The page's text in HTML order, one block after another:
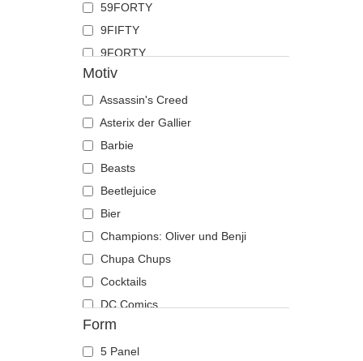
Hai
Hirsch
Hund
Katze
Kojote
Krabbe
Krähe
Krokodil
Kuh
Küken
Labrador retriever
Languste
Libelle
Löwe
Löwin
Maus
59FORTY
9FIFTY
9FORTY
9FORTY APEX
9FORTY M-Crown
9SEVENTY
9TWENTY
A Frame
Casual Classic
E Frame
Open Back
Runner
The 90s
The Ball
The Retro
The Snap
Motiv
Assassin's Creed
Asterix der Gallier
Barbie
Beasts
Beetlejuice
Bier
Champions: Oliver und Benji
Chupa Chups
Cocktails
DC Comics
Der Herr der Ringe
Die Schlümpfe
Form
5 Panel